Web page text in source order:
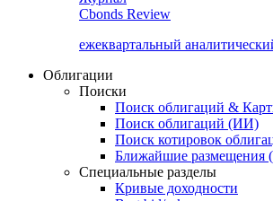
Журнал
Cbonds Review
ежеквартальный
Облигации
Поиски
Поиск облигаций &
Поиск облигаций (ИИ)
Поиск котировок